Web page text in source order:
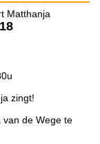
Matthanja
zingt!
van de Wege te